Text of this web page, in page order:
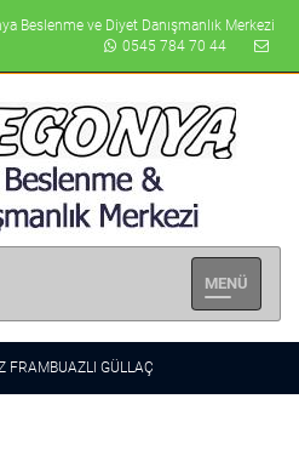
Beslenme ve Diyet Danışmanlık Merkezi
0545 784 70 44
Men�
FRAMBUAZLI GÜLLAÇ